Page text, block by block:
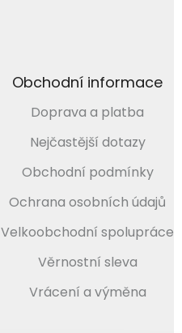
Obchodní informace
Doprava a platba
Nejčastější dotazy
Obchodní podmínky
Ochrana osobních údajů
Velkoobchodní spolupráce
Věrnostní sleva
Vrácení a výměna